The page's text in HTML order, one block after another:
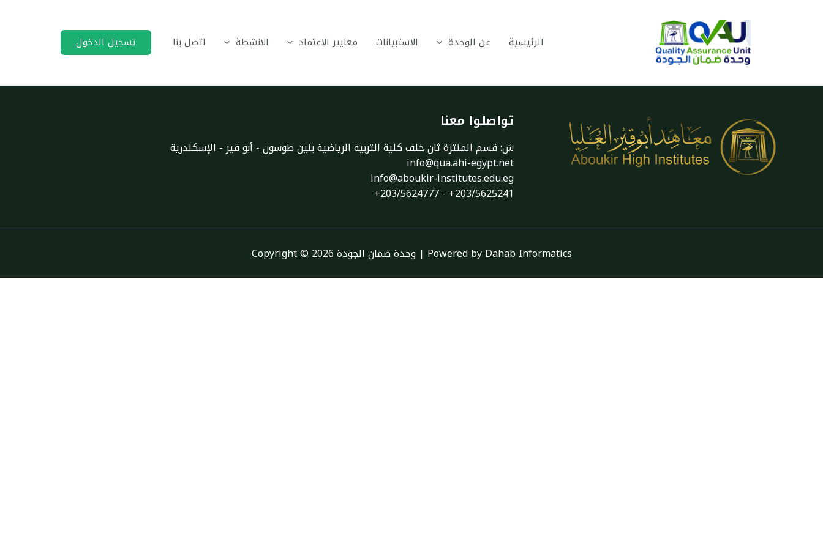
تسجيل الدخول الرئيسية عن الوحدة الاستبيانات معايير الاعتماد اﻻنشطة اتصل بنا
تواصلوا معنا
ش: قسم المنتزة ثان خلف كلية التربية الرياضية بنين طوسون - أبو قير - الإسكندرية
info@qua.ahi-egypt.net
info@aboukir-institutes.edu.eg​
+203/5624777 - +203/5625241
Copyright © 2026 وحدة ضمان الجودة | Powered by Dahab Informatics